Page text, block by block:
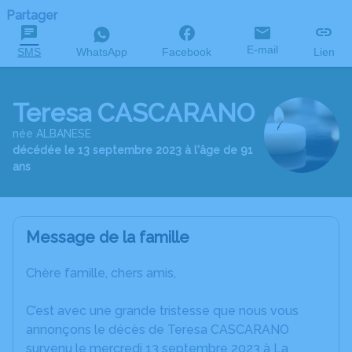
Partager
SMS WhatsApp Facebook E-mail Lien
Teresa CASCARANO
née ALBANESE
décédée le 13 septembre 2023 à l'âge de 91
ans
Message de la famille
Chère famille, chers amis,
C’est avec une grande tristesse que nous vous
annonçons le décès de Teresa CASCARANO
survenu le mercredi 13 septembre 2023 à La